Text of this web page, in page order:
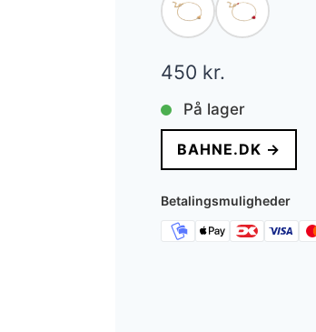
450 kr.
På lager
BAHNE.DK →
Betalingsmuligheder